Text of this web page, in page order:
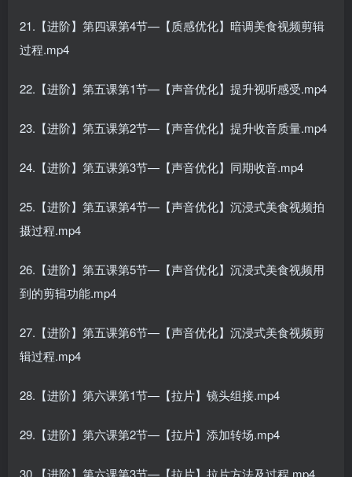
21.【进阶】第四课第4节—【质感优化】暗调美食视频剪辑
过程.mp4
22.【进阶】第五课第1节—【声音优化】提升视听感受.mp4
23.【进阶】第五课第2节—【声音优化】提升收音质量.mp4
24.【进阶】第五课第3节—【声音优化】同期收音.mp4
25.【进阶】第五课第4节—【声音优化】沉浸式美食视频拍
摄过程.mp4
26.【进阶】第五课第5节—【声音优化】沉浸式美食视频用
到的剪辑功能.mp4
27.【进阶】第五课第6节—【声音优化】沉浸式美食视频剪
辑过程.mp4
28.【进阶】第六课第1节—【拉片】镜头组接.mp4
29.【进阶】第六课第2节—【拉片】添加转场.mp4
30.【进阶】第六课第3节—【拉片】拉片方法及过程.mp4